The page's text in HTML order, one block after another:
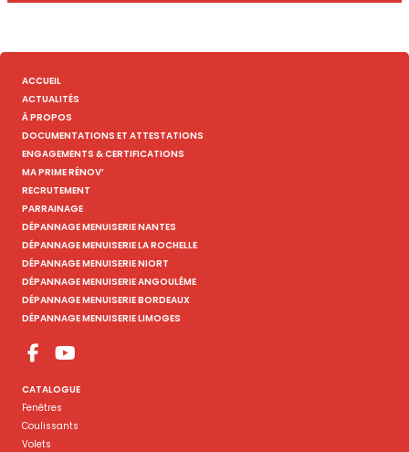
ACCUEIL
ACTUALITÉS
À PROPOS
DOCUMENTATIONS ET ATTESTATIONS
ENGAGEMENTS & CERTIFICATIONS
MA PRIME RÉNOV’
RECRUTEMENT
PARRAINAGE
DÉPANNAGE MENUISERIE NANTES
DÉPANNAGE MENUISERIE LA ROCHELLE
DÉPANNAGE MENUISERIE NIORT
DÉPANNAGE MENUISERIE ANGOULÊME
DÉPANNAGE MENUISERIE BORDEAUX
DÉPANNAGE MENUISERIE LIMOGES
CATALOGUE
Fenêtres
Coulissants
Volets